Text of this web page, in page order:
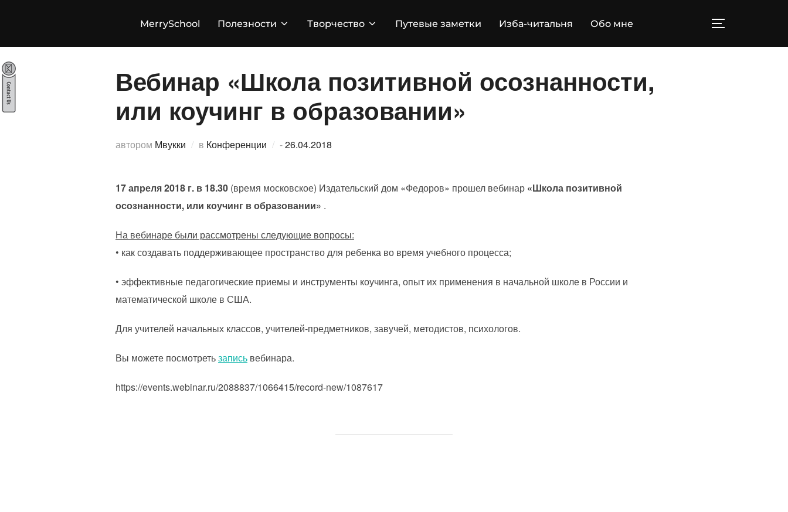
MerrySchool Полезности Творчество Путевые заметки Изба-читальня Обо мне
Вебинар «Школа позитивной осознанности,
или коучинг в образовании»
автором Мвукки в Конференции -Опубликовано
26.04.2018
17 апреля 2018 г. в 18.30 (время московское) Издательский дом «Федоров» прошел вебинар «Школа позитивной
осознанности, или коучинг в образовании» .
На вебинаре были рассмотрены следующие вопросы:
• как создавать поддерживающее пространство для ребенка во время учебного процесса;
• эффективные педагогические приемы и инструменты коучинга, опыт их применения в начальной школе в России и
математической школе в США.
Для учителей начальных классов, учителей-предметников, завучей, методистов, психологов.
Вы можете посмотретьзапись вебинара.
https://events.webinar.ru/2088837/1066415/record-new/1087617